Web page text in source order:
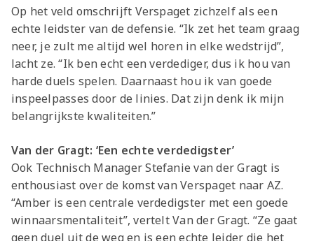
Op het veld omschrijft Verspaget zichzelf als een
echte leidster van de defensie. “Ik zet het team graag
neer, je zult me altijd wel horen in elke wedstrijd”,
lacht ze. “Ik ben echt een verdediger, dus ik hou van
harde duels spelen. Daarnaast hou ik van goede
inspeelpasses door de linies. Dat zijn denk ik mijn
belangrijkste kwaliteiten.”
Van der Gragt: ‘Een echte verdedigster’
Ook Technisch Manager Stefanie van der Gragt is
enthousiast over de komst van Verspaget naar AZ.
“Amber is een centrale verdedigster met een goede
winnaarsmentaliteit”, vertelt Van der Gragt. “Ze gaat
geen duel uit de weg en is een echte leider die het